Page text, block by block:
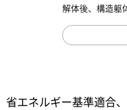
解体後、構造躯
省エネルギー基準適合